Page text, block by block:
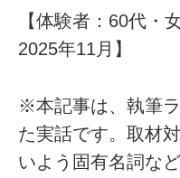
【体験者：60代・
2025年11月】
※本記事は、執筆
た実話です。取材
いよう固有名詞な